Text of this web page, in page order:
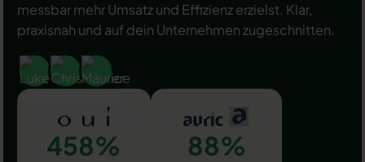
messbar mehr Umsatz und Effizienz erzielst. Klar,
praxisnah und auf dein Unternehmen zugeschnitten.
458% 88%